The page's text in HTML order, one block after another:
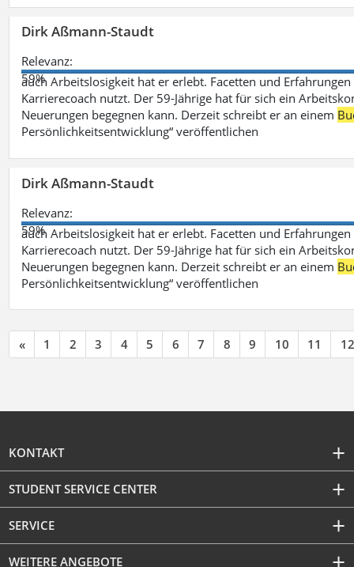
Dirk Aßmann-Staudt
Relevanz:
59%
auch Arbeitslosigkeit hat er erlebt. Facetten und
Karrierecoach nutzt. Der 59-Jährige hat für sich ein
Neuerungen begegnen kann. Derzeit schreibt er an einem
Persönlichkeitsentwicklung“ veröffentlichen
Dirk Aßmann-Staudt
Relevanz:
59%
auch Arbeitslosigkeit hat er erlebt. Facetten und
Karrierecoach nutzt. Der 59-Jährige hat für sich ein
Neuerungen begegnen kann. Derzeit schreibt er an einem
Persönlichkeitsentwicklung“ veröffentlichen
« 1 2 3 4 5 6 7 8 9 10 11 12
KONTAKT
STUDENT SERVICE CENTER
SERVICE
WEITERE ANGEBOTE